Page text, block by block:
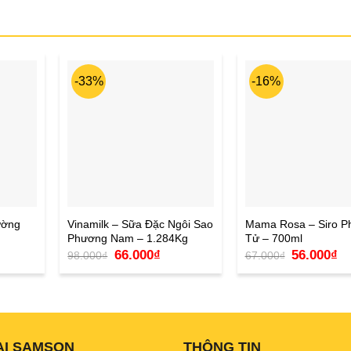
-33%
Vinamilk – Sữa Đặc Ngôi Sao
Phương Nam – 1.284Kg
98.000₫ Giá
là:
66.000₫Giá
tại
-16%
Mama Rosa – Siro
Tử – 700ml
67.000₫ Giá
là:
56.000₫Giá
tại
SAMSON THÔNG TIN